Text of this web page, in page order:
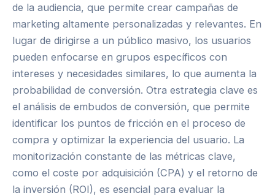
de la audiencia, que permite crear campañas de
marketing altamente personalizadas y relevantes. En
lugar de dirigirse a un público masivo, los usuarios
pueden enfocarse en grupos específicos con
intereses y necesidades similares, lo que aumenta la
probabilidad de conversión. Otra estrategia clave es
el análisis de embudos de conversión, que permite
identificar los puntos de fricción en el proceso de
compra y optimizar la experiencia del usuario. La
monitorización constante de las métricas clave,
como el coste por adquisición (CPA) y el retorno de
la inversión (ROI), es esencial para evaluar la